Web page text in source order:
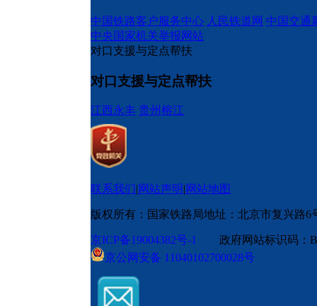
中国铁路客户服务中心 人民铁道网 中国交通
中央国家机关举报网站
对口支援与定点帮扶
对口支援与定点帮扶
江西永丰 贵州榕江
联系我们 网站声明 网站地图
版权所有：国家铁路局地址：北京市复兴路6
京ICP备19004382号-1 政府网站标识码
京公网安备 11040102700028号